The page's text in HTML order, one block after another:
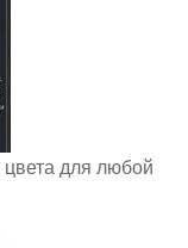
для любой